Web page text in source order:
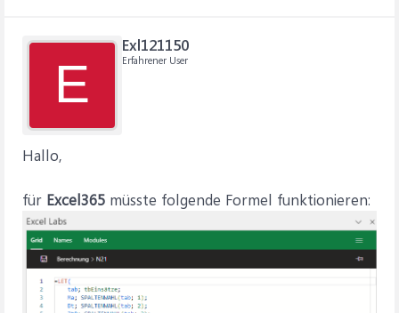
E
Exl121150
Erfahrener User
Hallo,
für Excel365 müsste folgende Formel funktionieren: